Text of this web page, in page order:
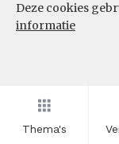
Thema's
Deze cookies
informatie
WW-